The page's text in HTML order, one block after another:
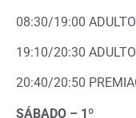
08:30/19:00
19:10/20:30
20:40/20:50
SÁBADO – 1º